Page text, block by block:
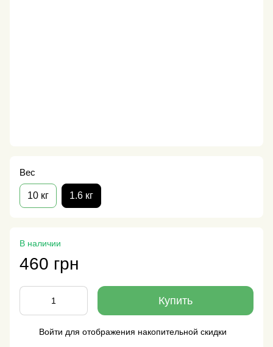
Вес
10 кг 1.6 кг
В наличии
460 грн
Купить
Войти для отображения накопительной скидки